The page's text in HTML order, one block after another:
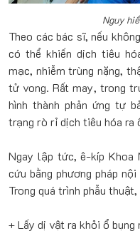
Nguy hiểm từ thói
Theo các bác sĩ, nếu
có thể khiến dịch tiêu
mạc, nhiễm trùng nặng,
tử vong. Rất may, trong
hình thành phản ứng tự
trạng rò rỉ dịch tiêu hóa ra
Ngay lập tức, ê-kíp Khoa
cứu bằng phương pháp
Trong quá trình phẫu
+ Lấy dị vật ra khỏi ổ